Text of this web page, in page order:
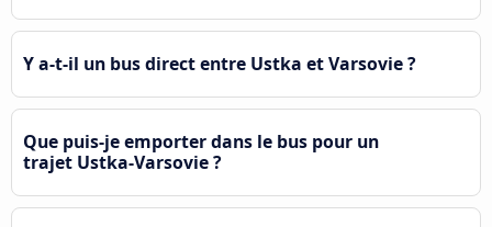
Y a-t-il un bus direct entre Ustka et Varsovie ?
Que puis-je emporter dans le bus pour un
trajet Ustka-Varsovie ?